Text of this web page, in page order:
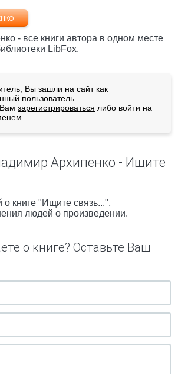
- все книги автора в одном месте
LibFox.
Вы зашли на сайт как
пользователь.
зарегистрироваться либо войти на
Архипенко - Ищите
книге "Ищите связь...",
людей о произведении.
о книге? Оставьте Ваш